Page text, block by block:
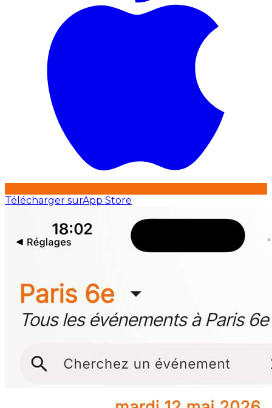
Télécharger surApp Store